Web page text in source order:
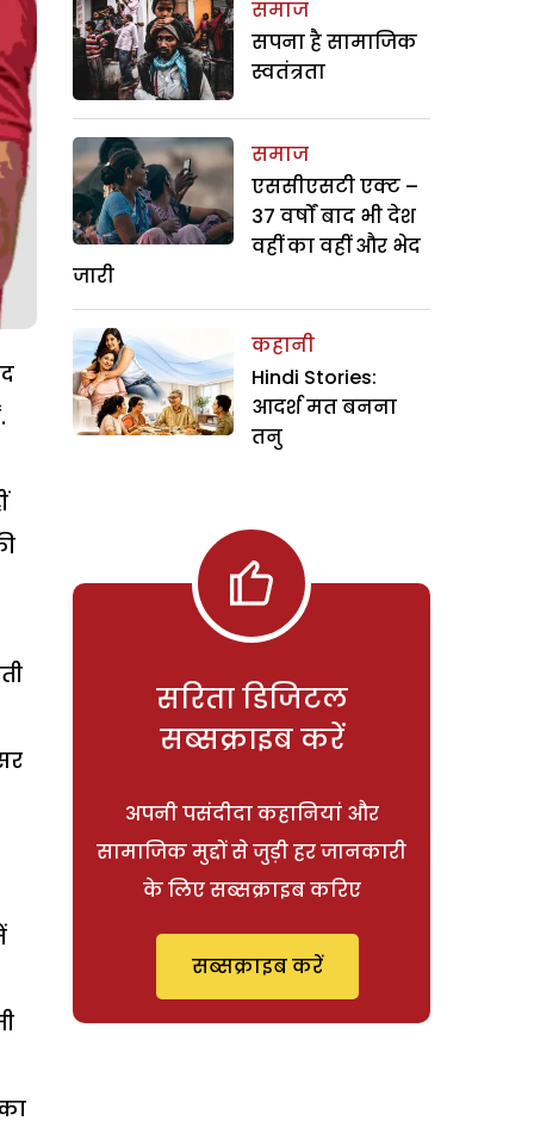
समाज
सपना है सामाजिक
स्वतंत्रता
समाज
एससीएसटी एक्ट –
37 वर्षों बाद भी देश
वहीं का वहीं और भेद
जारी
कहानी
Hindi Stories:
आदर्श मत बनना
तनु
सरिता डिजिटल
सब्सक्राइब करें
अपनी पसंदीदा कहानियां और
सामाजिक मुद्दों से जुड़ी हर जानकारी
के लिए सब्सक्राइब करिए
सब्सक्राइब करें